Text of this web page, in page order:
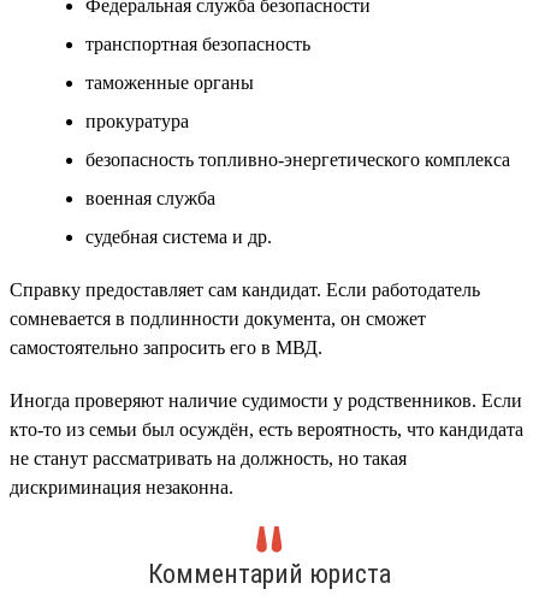
Федеральная служба безопасности
транспортная безопасность
таможенные органы
прокуратура
безопасность топливно-энергетического комплекса
военная служба
судебная система и др.
Справку предоставляет сам кандидат. Если работодатель
сомневается в подлинности документа, он сможет
самостоятельно запросить его в МВД.
Иногда проверяют наличие судимости у родственников. Если
кто-то из семьи был осуждён, есть вероятность, что кандидата
не станут рассматривать на должность, но такая
дискриминация незаконна.
Комментарий юриста